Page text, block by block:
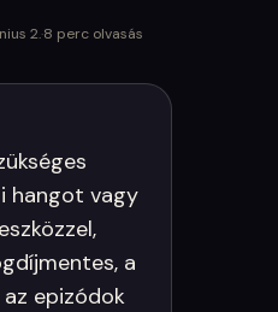
2.·8 perc olvasás
hangot vagy
a
epizódok